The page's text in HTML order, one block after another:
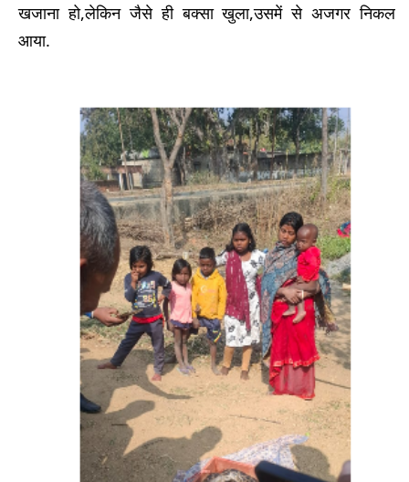
खजाना हो,लेकिन जैसे ही बक्सा खुला,उसमें से अजगर निकल
आया.